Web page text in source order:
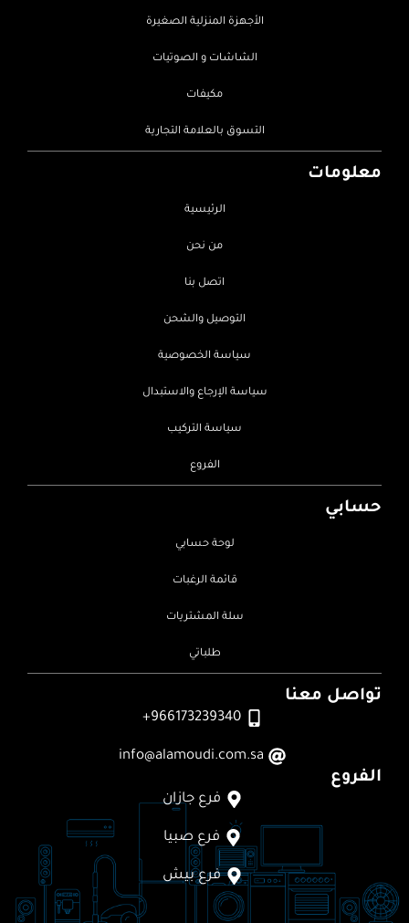
الأجهزة المنزلية الصغيرة
الشاشات و الصوتيات
مكيفات
التسوق بالعلامة التجارية
معلومات
الرئيسية
من نحن
اتصل بنا
التوصيل والشحن
سياسة الخصوصية
سياسة الإرجاع والاستبدال
سياسة التركيب
الفروع
حسابي
لوحة حسابي
قائمة الرغبات
سلة المشتريات
طلباتي
تواصل معنا
966173239340+
info@alamoudi.com.sa
الفروع
فرع جازان
فرع صبيا
فرع بيش